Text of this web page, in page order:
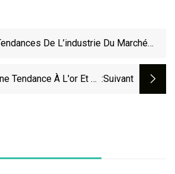
De L’industrie Du Marché
Tendance À L'or Et Au :suivant